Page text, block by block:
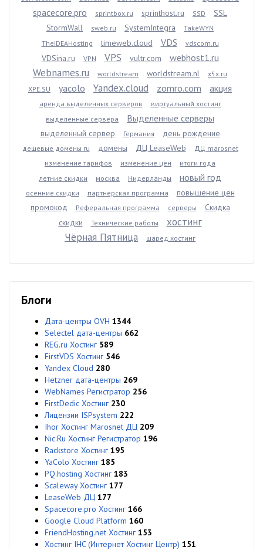
spacecore.pro sprintbox.ru sprinthost.ru SSD
SSL
StormWall
sweb.ru SystemIntegra
TakeWYN
TheIDEAHosting
timeweb.cloud VDS vdscom.ru
VDSina.ru VPN VPS vultr.com webhost1.ru
Webnames.ru worldstream worldstream.nl
x5x.ru
XPE.SU
yacolo Yandex.cloud zomro.com акция
аренда выделенных серверов
виртуальный хостинг
выделенные сервера
Выделенные серверы
выделенный сервер Германия день рождение
дешевые домены ru домены ДЦ LeaseWeb
ДЦ marosnet
изменение тарифов
изменение цен
итоги года
летние скидки
москва Нидерланды новый год
осенние скидки партнерская программа
повышение цен
промокод
Реферальная программа серверы
Скидка
скидки
Технические работы
хостинг
Чёрная Пятница
шаред хостинг
Блоги
Дата-центры OVH 1344
Selectel дата-центры 662
REG.ru Хостинг 589
FirstVDS Хостинг 546
Yandex Cloud 280
Hetzner дата-центры 269
WebNames Регистратор 256
FirstDedic Хостинг 230
Лицензии ISPsystem 222
Ihor Хостинг Marosnet ДЦ 209
Nic.Ru Хостинг Регистратор 196
Rackstore Хостинг 195
YaColo Хостинг 185
PQ.hosting Хостинг 183
Scaleway Хостинг 177
LeaseWeb ДЦ 177
Spacecore.pro Хостинг 166
Google Cloud Platform 160
FriendHosting.net Хостинг 153
Хостинг IHC (Интернет Хостинг Центр) 151